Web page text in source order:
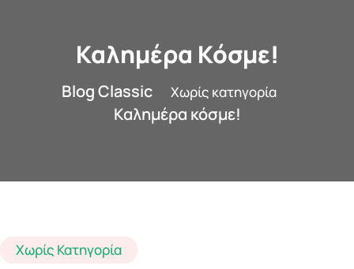
Καλημέρα Κόσμε!
Blog Classic Χωρίς κατηγορία
Καλημέρα κόσμε!
Χωρίς Κατηγορία